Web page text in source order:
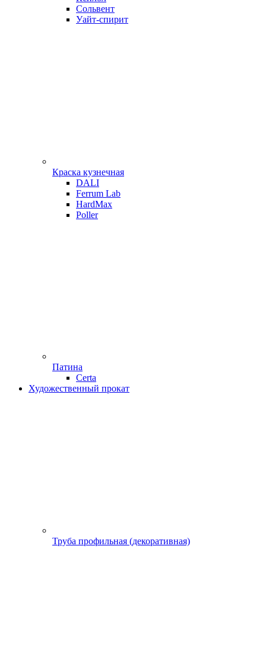
Сольвент
Уайт-спирит
Краска кузнечная
DALI
Ferrum Lab
HardMax
Poller
Патина
Certa
Художественный прокат
Труба профильная (декоративная)